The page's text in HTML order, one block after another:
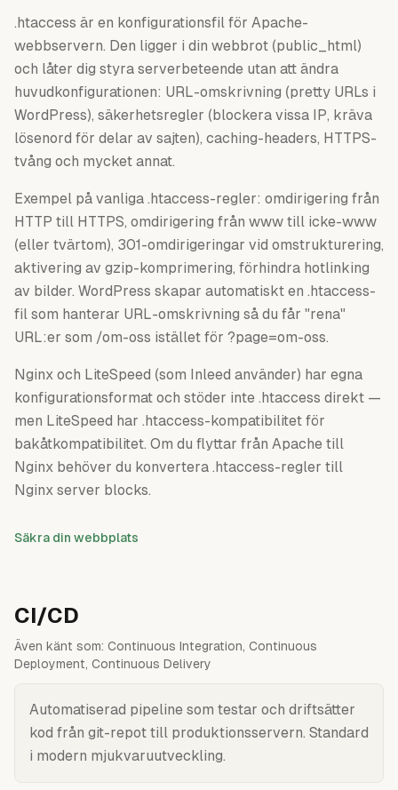
.htaccess är en konfigurationsfil för Apache-
webbservern. Den ligger i din webbrot (public_html)
och låter dig styra serverbeteende utan att ändra
huvudkonfigurationen: URL-omskrivning (pretty URLs i
WordPress), säkerhetsregler (blockera vissa IP, kräva
lösenord för delar av sajten), caching-headers, HTTPS-
tvång och mycket annat.
Exempel på vanliga .htaccess-regler: omdirigering från
HTTP till HTTPS, omdirigering från www till icke-www
(eller tvärtom), 301-omdirigeringar vid omstrukturering,
aktivering av gzip-komprimering, förhindra hotlinking
av bilder. WordPress skapar automatiskt en .htaccess-
fil som hanterar URL-omskrivning så du får "rena"
URL:er som /om-oss istället för ?page=om-oss.
Nginx och LiteSpeed (som Inleed använder) har egna
konfigurationsformat och stöder inte .htaccess direkt —
men LiteSpeed har .htaccess-kompatibilitet för
bakåtkompatibilitet. Om du flyttar från Apache till
Nginx behöver du konvertera .htaccess-regler till
Nginx server blocks.
Säkra din webbplats
CI/CD
Även känt som: Continuous Integration, Continuous
Deployment, Continuous Delivery
Automatiserad pipeline som testar och driftsätter
kod från git-repot till produktionsservern. Standard
i modern mjukvaruutveckling.